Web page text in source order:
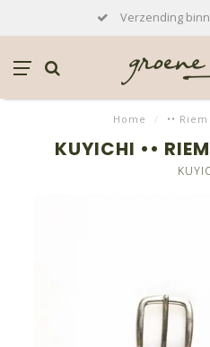
Verzending
Home / ••
KUYICHI ••